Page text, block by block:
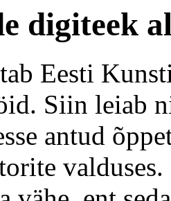
digiteek
Eesti
Siin leiab
antud